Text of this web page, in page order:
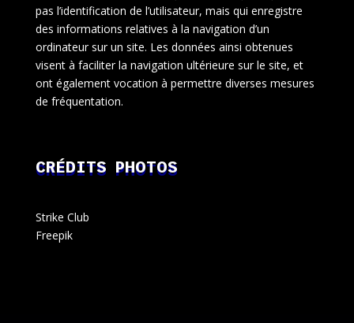
pas l’identification de l’utilisateur, mais qui enregistre
des informations relatives à la navigation d’un
ordinateur sur un site. Les données ainsi obtenues
visent à faciliter la navigation ultérieure sur le site, et
ont également vocation à permettre diverses mesures
de fréquentation.
CRÉDITS PHOTOS
Strike Club
Freepik